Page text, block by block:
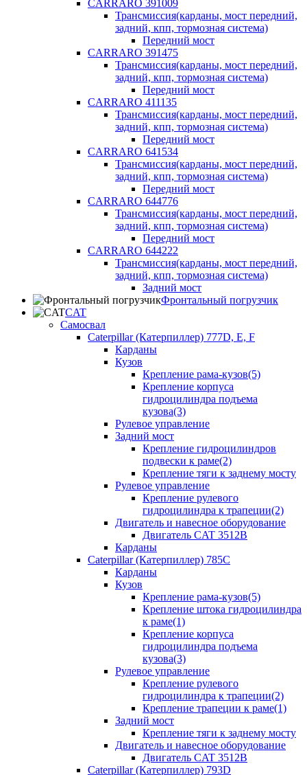
CARRARO 391009
Трансмиссия(карданы, мост передний,
задний, кпп, тормозная система)
Передний мост
CARRARO 391475
Трансмиссия(карданы, мост передний,
задний, кпп, тормозная система)
Передний мост
CARRARO 411135
Трансмиссия(карданы, мост передний,
задний, кпп, тормозная система)
Передний мост
CARRARO 641534
Трансмиссия(карданы, мост передний,
задний, кпп, тормозная система)
Передний мост
CARRARO 644776
Трансмиссия(карданы, мост передний,
задний, кпп, тормозная система)
Передний мост
CARRARO 644222
Трансмиссия(карданы, мост передний,
задний, кпп, тормозная система)
Задний мост
Фронтальный погрузчик
CAT
Самосвал
Caterpillar (Катерпиллер) 777D, E, F
Карданы
Кузов
Крепление рама-кузов(5)
Крепление корпуса
гидроцилиндра подъема
кузова(3)
Рулевое управление
Задний мост
Крепление гидроцилиндров
подвески к раме(2)
Крепление тяги к заднему мосту
Рулевое управление
Крепление рулевого
гидроцилиндра к трапеции(2)
Двигатель и навесное оборудование
Двигатель CAT 3512B
Карданы
Caterpillar (Катерпиллер) 785C
Карданы
Кузов
Крепление рама-кузов(5)
Крепление штока гидроцилиндра
к раме(1)
Крепление корпуса
гидроцилиндра подъема
кузова(3)
Рулевое управление
Крепление рулевого
гидроцилиндра к трапеции(2)
Крепление трапеции к раме(1)
Задний мост
Крепление тяги к заднему мосту
Двигатель и навесное оборудование
Двигатель CAT 3512B
Caterpillar (Катерпиллер) 793D